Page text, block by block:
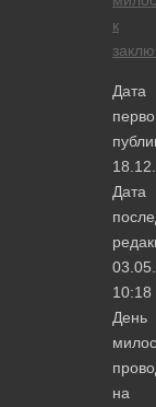
к
Дата
Дата
10:18
День
на